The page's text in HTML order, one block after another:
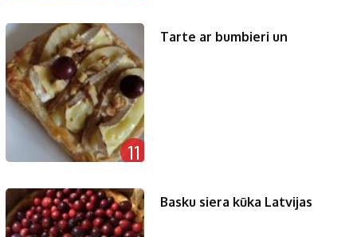
11
Tarte ar bumbieri un
Basku siera kūka Latvijas